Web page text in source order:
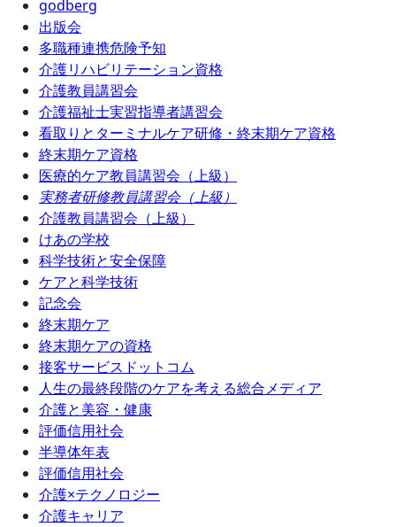
godberg
出版会
多職種連携危険予知
介護リハビリテーション資格
介護教員講習会
介護福祉士実習指導者講習会
看取りとターミナルケア研修・終末期ケア資格
終末期ケア資格
医療的ケア教員講習会（上級）
実務者研修教員講習会（上級）
介護教員講習会（上級）
けあの学校
科学技術と安全保障
ケアと科学技術
記念会
終末期ケア
終末期ケアの資格
接客サービスドットコム
人生の最終段階のケアを考える総合メディア
介護と美容・健康
評価信用社会
半導体年表
評価信用社会
介護×テクノロジー
介護キャリア